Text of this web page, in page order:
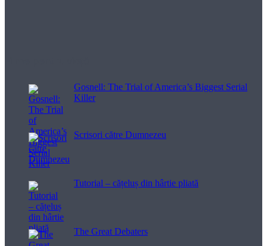
Gosnell: The Trial of America’s Biggest Serial
Killer
Scrisori către Dumnezeu
Tutorial – cățeluș din hârtie pliată
The Great Debaters